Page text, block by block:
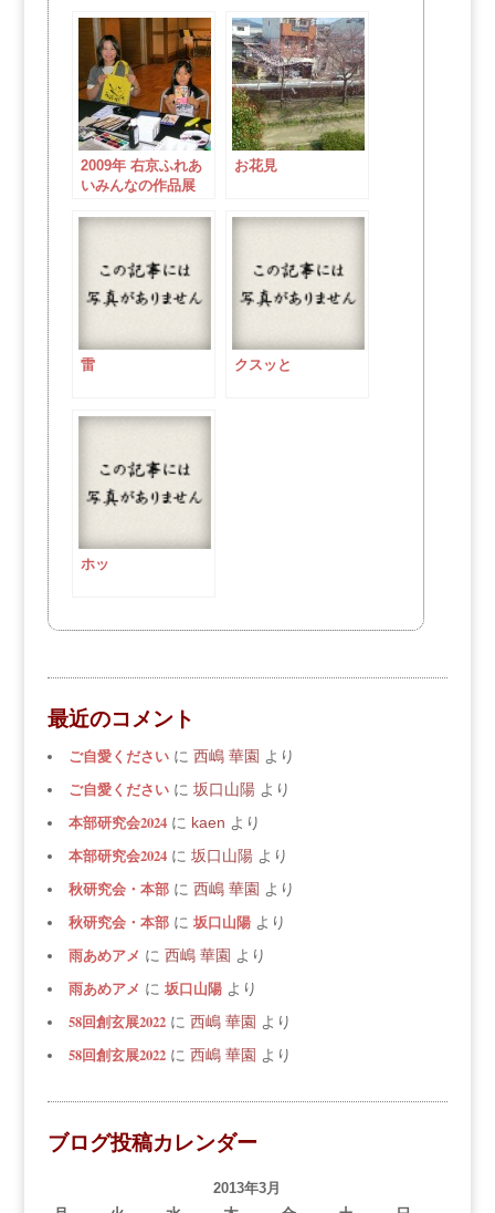
2009年 右京ふれあ
いみんなの作品展
お花見
雷 クスッと
ホッ
最近のコメント
ご自愛くださいに 西嶋 華園 より
ご自愛くださいに 坂口山陽より
本部研究会2024に kaen より
本部研究会2024に 坂口山陽より
秋研究会・本部に 西嶋 華園 より
秋研究会・本部に 坂口山陽より
雨あめアメ に 西嶋 華園 より
雨あめアメ に 坂口山陽より
58回創玄展2022に 西嶋 華園 より
58回創玄展2022に 西嶋 華園 より
ブログ投稿カレンダー
2013年3月